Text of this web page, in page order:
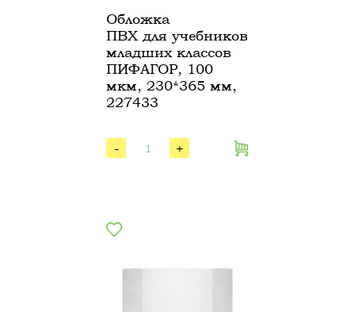
Обложка
ПВХ для учебников
младших классов
ПИФАГОР, 100
мкм, 230*365 мм,
227433
- +